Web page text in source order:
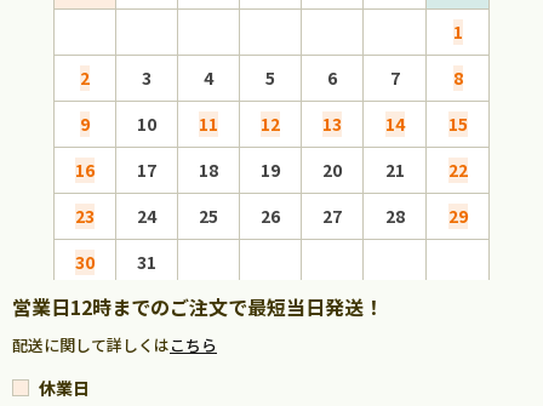
1
2
3 4 5 6 7
8
9
10 11 12 13 14
15
16
17 18 19 20 21
22
23
24 25 26 27 28
29
30
31
営業日12時までのご注文で最短当日発送！
配送に関して詳しくはこちら
休業日